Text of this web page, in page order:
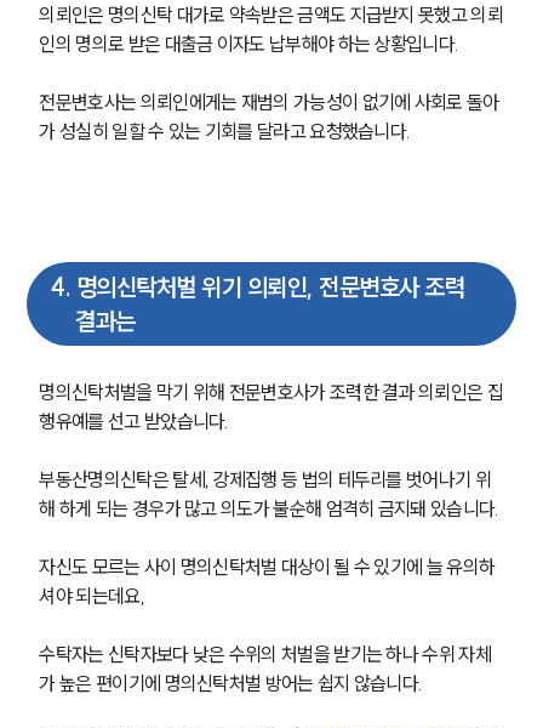
팀소개
오시는 길
글로벌 파트너 로펌
AI대륜
의뢰인은 명의신탁 대가로 약속받은 금액도 지급받지 못했고 의뢰
인의 명의로 받은 대출금 이자도 납부해야 하는 상황입니다.
전문변호사는 의뢰인에게는 재범의 가능성이 없기에 사회로 돌아
가 성실히 일할 수 있는 기회를 달라고 요청했습니다.
4. 명의신탁처벌 위기 의뢰인, 전문변호사 조력
결과는
명의신탁처벌을 막기 위해 전문변호사가 조력한 결과 의뢰인은 집
행유예를 선고 받았습니다.
부동산명의신탁은 탈세, 강제집행 등 법의 테두리를 벗어나기 위
해 하게 되는 경우가 많고 의도가 불순해 엄격히 금지돼 있습니다.
자신도 모르는 사이 명의신탁처벌 대상이 될 수 있기에 늘 유의하
셔야 되는데요,
수탁자는 신탁자보다 낮은 수위의 처벌을 받기는 하나 수위 자체
가 높은 편이기에 명의신탁처벌 방어는 쉽지 않습니다.